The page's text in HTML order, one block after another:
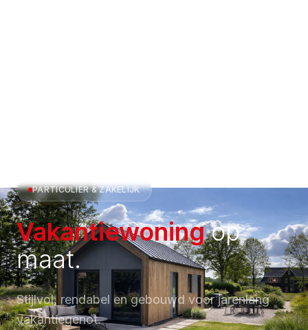
PARTICULIER & ZAKELIJK
Vakantiewoning op
maat.
Stijlvol, rendabel en gebouwd voor jarenlang
vakantiegenot.